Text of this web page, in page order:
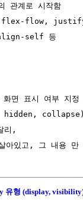
관계로 시작함
flow,
self 등
면 표시 여부 지정
hidden,
리,
유형 (display,